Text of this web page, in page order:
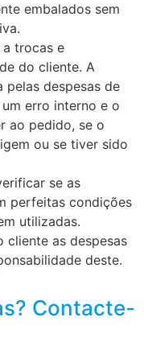
embalados sem
trocas e
do cliente. A
pelas despesas de
erro interno e o
ao pedido, se o
ou se tiver sido
se as
perfeitas condições
utilizadas.
cliente as despesas
deste.
Contacte-